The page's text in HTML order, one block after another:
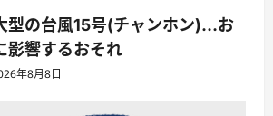
型の台風15号(チャンホン)…お
影響するおそれ
年8月8日